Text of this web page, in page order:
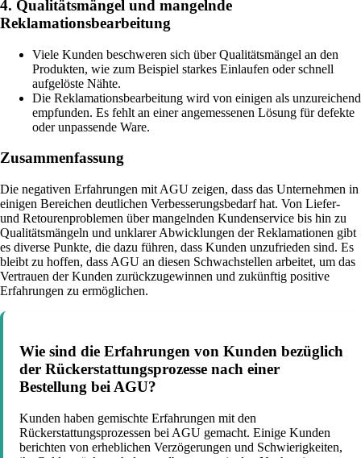
4. Qualitätsmängel und mangelnde
Reklamationsbearbeitung
Viele Kunden beschweren sich über Qualitätsmängel an den
Produkten, wie zum Beispiel starkes Einlaufen oder schnell
aufgelöste Nähte.
Die Reklamationsbearbeitung wird von einigen als unzureichend
empfunden. Es fehlt an einer angemessenen Lösung für defekte
oder unpassende Ware.
Zusammenfassung
Die negativen Erfahrungen mit AGU zeigen, dass das Unternehmen in
einigen Bereichen deutlichen Verbesserungsbedarf hat. Von Liefer-
und Retourenproblemen über mangelnden Kundenservice bis hin zu
Qualitätsmängeln und unklarer Abwicklungen der Reklamationen gibt
es diverse Punkte, die dazu führen, dass Kunden unzufrieden sind. Es
bleibt zu hoffen, dass AGU an diesen Schwachstellen arbeitet, um das
Vertrauen der Kunden zurückzugewinnen und zukünftig positive
Erfahrungen zu ermöglichen.
Wie sind die Erfahrungen von Kunden bezüglich
der Rückerstattungsprozesse nach einer
Bestellung bei AGU?
Kunden haben gemischte Erfahrungen mit den
Rückerstattungsprozessen bei AGU gemacht. Einige Kunden
berichten von erheblichen Verzögerungen und Schwierigkeiten,